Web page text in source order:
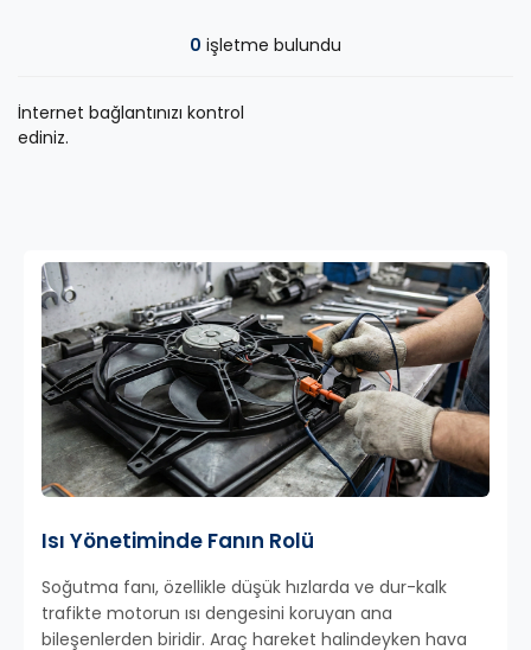
0 işletme bulundu
İnternet bağlantınızı kontrol
ediniz.
Isı Yönetiminde Fanın Rolü
Soğutma fanı, özellikle düşük hızlarda ve dur-kalk
trafikte motorun ısı dengesini koruyan ana
bileşenlerden biridir. Araç hareket halindeyken hava